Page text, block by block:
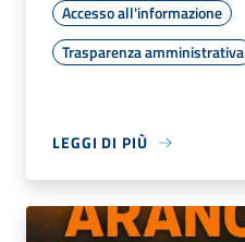
Accesso all'informazione
Trasparenza amministrativa
LEGGI DI PIÙ